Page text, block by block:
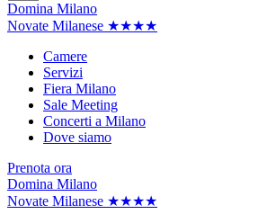
Domina Milano
Novate Milanese ★★★★
Camere
Servizi
Fiera Milano
Sale Meeting
Concerti a Milano
Dove siamo
Prenota ora
Domina Milano
Novate Milanese ★★★★